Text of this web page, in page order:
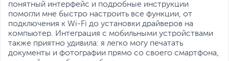
Емкость подающего
Дополнительная информация
Интерфейс
подключения
USB Type-B
понятный интерфейс и подробные инструкции
помогли мне быстро настроить все функции, от
подключения к Wi-Fi до установки драйверов на
компьютер. Интеграция с мобильными устройствами
также приятно удивила: я легко могу печатать
документы и фотографии прямо со своего смартфона,